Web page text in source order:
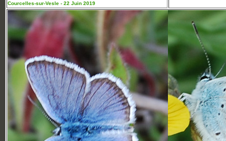
Courcelles-sur-Vesle - 22 Juin 2019